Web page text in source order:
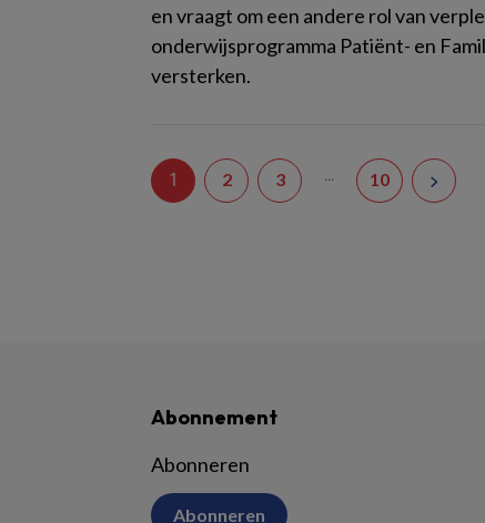
en vraagt om een andere rol van
onderwijsprogramma Patiënt- en
versterken.
1 2 3 ... 10
Abonnement
Abonneren
Abonneren